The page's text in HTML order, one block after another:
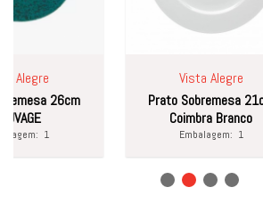
26cm
1
Vista Alegre
Prato Sobremesa 21cm
Coimbra Branco
Embalagem:1